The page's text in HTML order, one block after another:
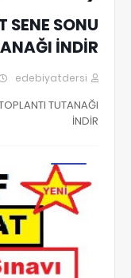
SENE SONU
İNDİR
edebiyatdersi
TUTANAĞI
İNDİR